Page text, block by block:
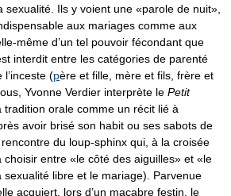
sexualité. Ils y voient une «parole de nuit»,
aux mariages comme aux
même d’un tel pouvoir fécondant que
interdit entre les catégories de parenté
(père et fille, mère et fils, frère et
Yvonne Verdier interprète le Petit
tradition orale comme un récit lié à
avoir brisé son habit ou ses sabots de
du loup-sphinx qui, à la croisée
choisir entre «le côté des aiguilles» et «le
sexualité libre et le mariage). Parvenue
acquiert, lors d’un macabre festin, le